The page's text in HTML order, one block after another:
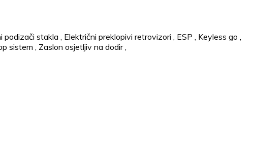
podizači stakla Električni preklopivi retrovizori ESP Keyless go
sistem Zaslon osjetljiv na dodir